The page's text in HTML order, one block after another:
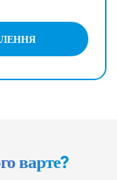
варте?